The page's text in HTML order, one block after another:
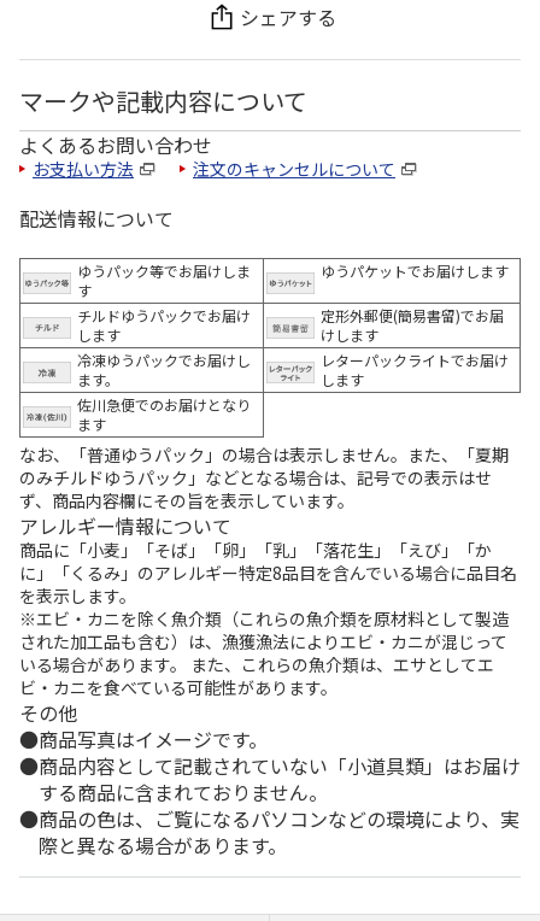
シェアする
マークや記載内容について
よくあるお問い合わせ
お支払い方法 注文のキャンセルについて
配送情報について
ゆうパック等でお届けしま
す
ゆうパケットでお届けします
チルドゆうパックでお届け
します
定形外郵便(簡易書留)でお届
けします
冷凍ゆうパックでお届けし
ます。
レターパックライトでお届け
します
佐川急便でのお届けとなり
ます
なお、「普通ゆうパック」の場合は表示しません。また、「夏期
のみチルドゆうパック」などとなる場合は、記号での表示はせ
ず、商品内容欄にその旨を表示しています。
アレルギー情報について
商品に「小麦」「そば」「卵」「乳」「落花生」「えび」「か
に」「くるみ」のアレルギー特定8品目を含んでいる場合に品目名
を表示します。
※エビ・カニを除く魚介類（これらの魚介類を原材料として製造
された加工品も含む）は、漁獲漁法によりエビ・カニが混じって
いる場合があります。 また、これらの魚介類は、エサとしてエ
ビ・カニを食べている可能性があります。
その他
商品写真はイメージです。
商品内容として記載されていない「小道具類」はお届け
する商品に含まれておりません。
商品の色は、ご覧になるパソコンなどの環境により、実
際と異なる場合があります。